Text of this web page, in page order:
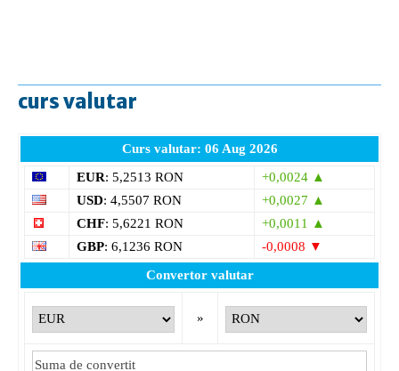
curs valutar
Curs valutar: 06 Aug 2026
EUR: 5,2513 RON
+0,0024 ▲
USD: 4,5507 RON
+0,0027 ▲
CHF: 5,6221 RON
+0,0011 ▲
GBP: 6,1236 RON
-0,0008 ▼
Convertor valutar
»